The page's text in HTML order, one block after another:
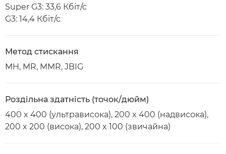
Super G3: 33,6 Кбіт/с
G3: 14,4 Кбіт/с
Метод стискання
MH, MR, MMR, JBIG
Роздільна здатність (точок/дюйм)
400 x 400 (ультрависока), 200 x 400 (надвисока),
200 x 200 (висока), 200 x 100 (звичайна)